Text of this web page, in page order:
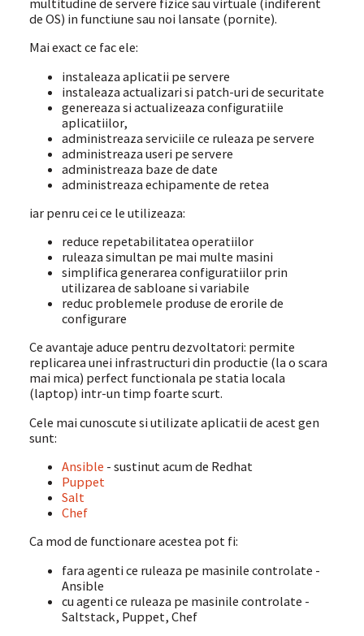
de OS) in functiune sau noi lansate (pornite).
Mai exact ce fac ele:
instaleaza aplicatii pe servere
instaleaza actualizari si patch-uri de securitate
genereaza si actualizeaza configuratiile
aplicatiilor,
administreaza serviciile ce ruleaza pe servere
administreaza useri pe servere
administreaza baze de date
administreaza echipamente de retea
iar penru cei ce le utilizeaza:
reduce repetabilitatea operatiilor
ruleaza simultan pe mai multe masini
simplifica generarea configuratiilor prin
utilizarea de sabloane si variabile
reduc problemele produse de erorile de
configurare
Ce avantaje aduce pentru dezvoltatori: permite
replicarea unei infrastructuri din productie (la o scara
mai mica) perfect functionala pe statia locala
(laptop) intr-un timp foarte scurt.
Cele mai cunoscute si utilizate aplicatii de acest gen
sunt:
Ansible - sustinut acum de Redhat
Puppet
Salt
Chef
Ca mod de functionare acestea pot fi:
fara agenti ce ruleaza pe masinile controlate -
Ansible
cu agenti ce ruleaza pe masinile controlate -
Saltstack, Puppet, Chef